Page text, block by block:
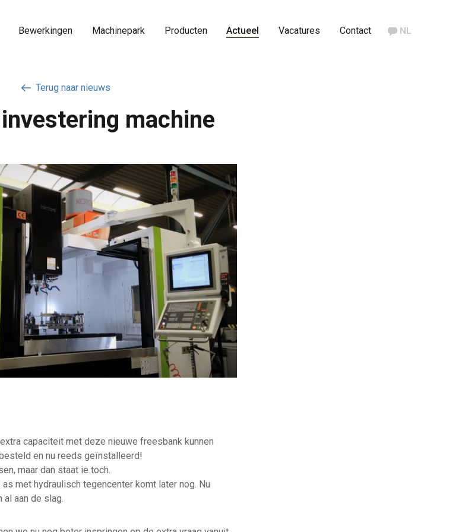
Bewerkingen Machinepark Producten Actueel Vacatures Contact NL
Terug naar nieuws
machine
capaciteit met deze nieuwe freesbank kunnen
en nu reeds geïnstalleerd!
maar dan staat ie toch.
met hydraulisch tegencenter komt later nog. Nu
aan de slag.